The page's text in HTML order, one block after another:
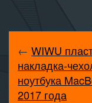
← WIWU
накладка-
ноутбука
2017 года